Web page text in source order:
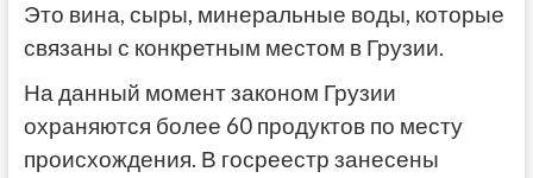
Это вина, сыры, минеральные воды, которые
связаны с конкретным местом в Грузии.
На данный момент законом Грузии
охраняются более 60 продуктов по месту
происхождения. В госреестр занесены